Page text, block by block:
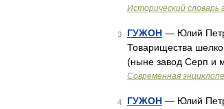
Исторический словарь
3 ГУЖОН — Юлий
Товарищества
(ныне завод Серп и
Современная
4 ГУЖОН — Юлий